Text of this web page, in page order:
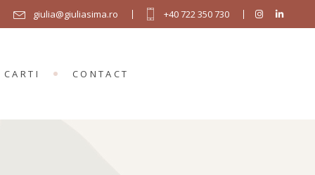
giulia@giuliasima.ro +40 722 350 730
CARTI CONTACT